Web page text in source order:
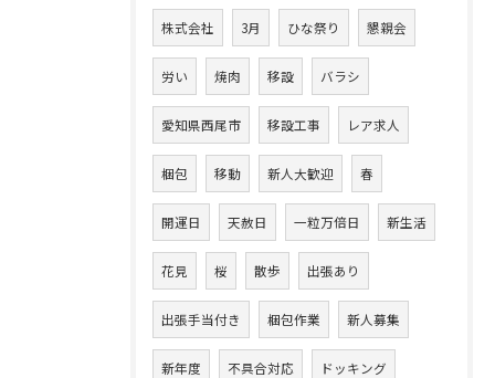
株式会社 3月 ひな祭り 懇親会
労い 焼肉 移設 バラシ
愛知県西尾市 移設工事 レア求人
梱包 移動 新人大歓迎 春
開運日 天赦日 一粒万倍日 新生活
花見 桜 散歩 出張あり
出張手当付き 梱包作業 新人募集
新年度 不具合対応 ドッキング